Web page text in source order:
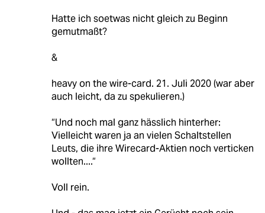
Hatte ich soetwas nicht gleich zu Beginn
gemutmaßt?
&
heavy on the wire-card. 21. Juli 2020 (war aber
auch leicht, da zu spekulieren.)
“Und noch mal ganz hässlich hinterher:
Vielleicht waren ja an vielen Schaltstellen
Leuts, die ihre Wirecard-Aktien noch verticken
wollten....“
Voll rein.